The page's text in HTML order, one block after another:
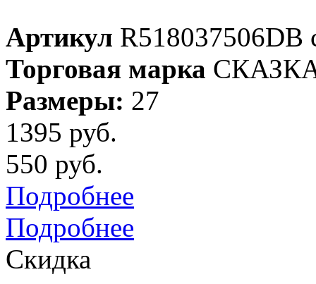
Артикул R518037506DB
Торговая марка
Размеры: 27
1395 руб.
550 руб.
Подробнее
Подробнее
Скидка